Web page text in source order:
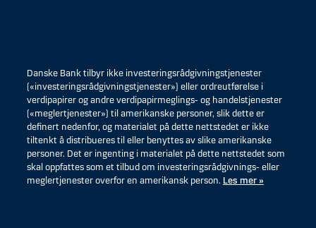
Danske Bank tilbyr ikke investeringsrådgivningstjenester
(«investeringsrådgivningstjenester») eller ordreutførelse i
verdipapirer og andre verdipapirmeglings- og handelstjenester
(«meglertjenester») til amerikanske personer, slik dette er
definert nedenfor, og materialet på dette nettstedet er ikke
tiltenkt å distribueres til eller benyttes av slike amerikanske
personer. Det er ingenting i materialet på dette nettstedet som
skal oppfattes som et tilbud om investeringsrådgivnings- eller
meglertjenester overfor en amerikansk person. Les mer »